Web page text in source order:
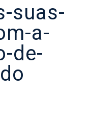
suas-
a-
de-